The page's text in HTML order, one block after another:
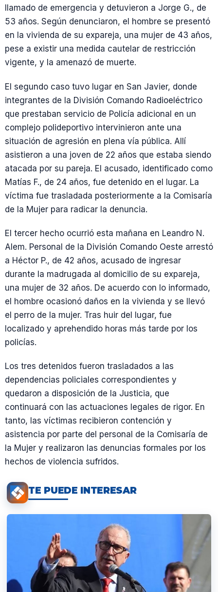
llamado de emergencia y detuvieron a Jorge G., de
53 años. Según denunciaron, el hombre se presentó
en la vivienda de su expareja, una mujer de 43 años,
pese a existir una medida cautelar de restricción
vigente, y la amenazó de muerte.
El segundo caso tuvo lugar en San Javier, donde
integrantes de la División Comando Radioeléctrico
que prestaban servicio de Policía adicional en un
complejo polideportivo intervinieron ante una
situación de agresión en plena vía pública. Allí
asistieron a una joven de 22 años que estaba siendo
atacada por su pareja. El acusado, identificado como
Matías F., de 24 años, fue detenido en el lugar. La
víctima fue trasladada posteriormente a la Comisaría
de la Mujer para radicar la denuncia.
El tercer hecho ocurrió esta mañana en Leandro N.
Alem. Personal de la División Comando Oeste arrestó
a Héctor P., de 42 años, acusado de ingresar
durante la madrugada al domicilio de su expareja,
una mujer de 32 años. De acuerdo con lo informado,
el hombre ocasionó daños en la vivienda y se llevó
el perro de la mujer. Tras huir del lugar, fue
localizado y aprehendido horas más tarde por los
policías.
Los tres detenidos fueron trasladados a las
dependencias policiales correspondientes y
quedaron a disposición de la Justicia, que
continuará con las actuaciones legales de rigor. En
tanto, las víctimas recibieron contención y
asistencia por parte del personal de la Comisaría de
la Mujer y realizaron las denuncias formales por los
hechos de violencia sufridos.
TE PUEDE INTERESAR